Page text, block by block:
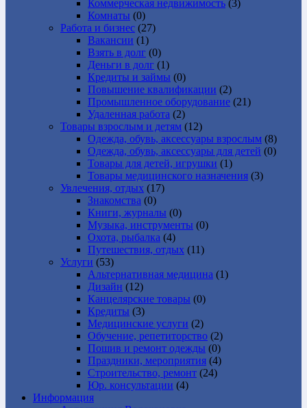
Коммерческая недвижимость (3)
Комнаты (0)
Работа и бизнес (27)
Вакансии (1)
Взять в долг (0)
Деньги в долг (1)
Кредиты и займы (0)
Повышение квалификации (2)
Промышленное оборудование (21)
Удаленная работа (2)
Товары взрослым и детям (12)
Одежда, обувь, аксессуары взрослым (8)
Одежда, обувь, аксессуары для детей (0)
Товары для детей, игрушки (1)
Товары медицинского назначения (3)
Увлечения, отдых (17)
Знакомства (0)
Книги, журналы (0)
Музыка, инструменты (0)
Охота, рыбалка (4)
Путешествия, отдых (11)
Услуги (53)
Альтернативная медицина (1)
Дизайн (12)
Канцелярские товары (0)
Кредиты (3)
Медицинские услуги (2)
Обучение, репетиторство (2)
Пошив и ремонт одежды (0)
Праздники, мероприятия (4)
Строительство, ремонт (24)
Юр. консультации (4)
Информация